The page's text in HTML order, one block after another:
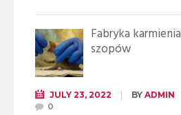
Fabryka karmienia
szopów
JULY 23, 2022 BY ADMIN
0